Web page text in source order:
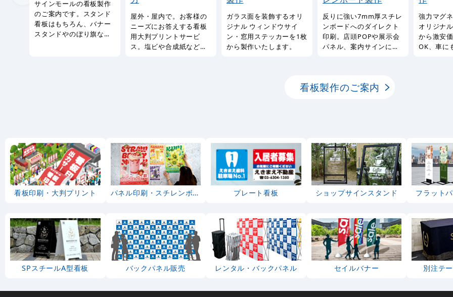
サインモールの看板製作
のご案内です。スタンド
看板はもちろん、バナー
スタンドやのぼり旗など
屋外・屋内で。お客様の
ニーズにお答えする看板
用大判プリントサービ
ス。塩ビや合成紙など看
ガラス面を装飾するオリ
ジナル ウィンドウサイ
ン・窓用ステッカーを1枚
から製作いたします。
反りに強い7mm厚スチレ
ンボードへのダイレクト
印刷。店頭POPや展示会
パネル、案内サインに最
強力マグ
オリジナ
から激安
OK、車に
看板製作のご案内
看板印刷・大判プリント パネル印刷・スチレンボード プレート看板 ショップサインスタンド フラット
SPスチールA型看板 バックパネル販売 レンタル・バックパネル セイルバナー 別注テ